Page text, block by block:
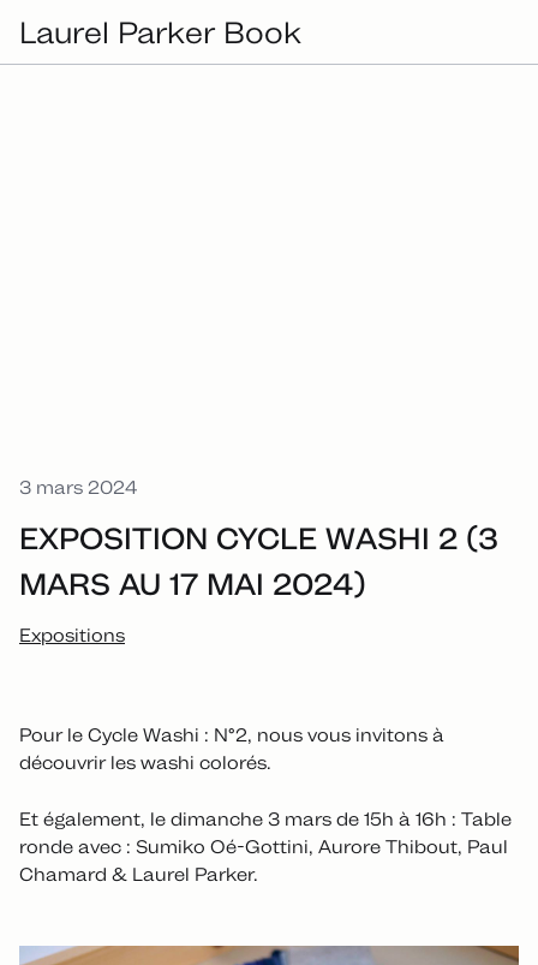
Laurel Parker Book
3 mars 2024
EXPOSITION CYCLE WASHI 2 (3
MARS AU 17 MAI 2024)
Expositions
Pour le Cycle Washi : N°2, nous vous invitons à
découvrir les washi colorés.
Et également, le dimanche 3 mars de 15h à 16h : Table
ronde avec : Sumiko Oé-Gottini, Aurore Thibout, Paul
Chamard & Laurel Parker.